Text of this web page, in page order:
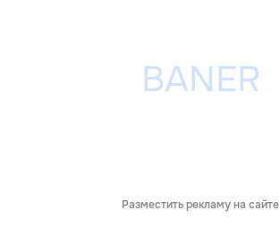
Разместить рекламу на сайте